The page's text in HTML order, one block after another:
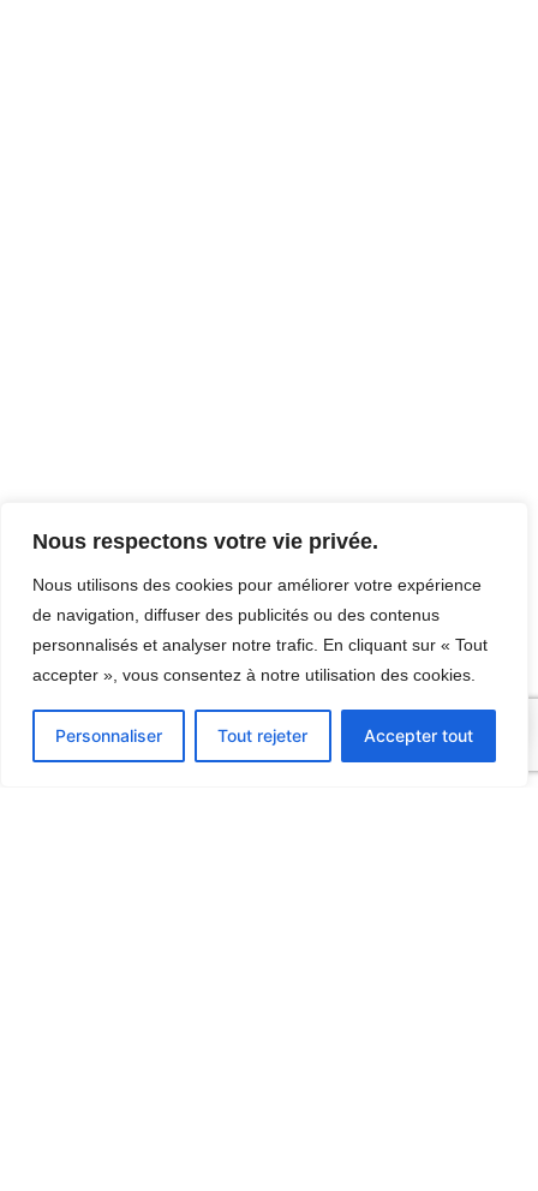
Nous respectons votre vie privée.
Nous utilisons des cookies pour améliorer votre expérience
de navigation, diffuser des publicités ou des contenus
personnalisés et analyser notre trafic. En cliquant sur « Tout
accepter », vous consentez à notre utilisation des cookies.
Personnaliser Tout rejeter Accepter tout